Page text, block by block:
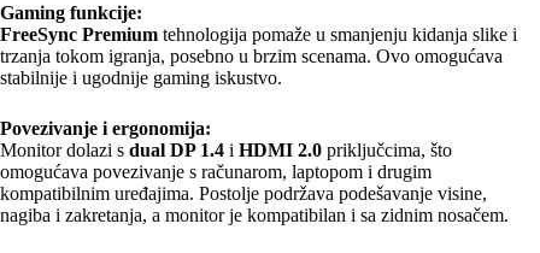
Gaming funkcije:
FreeSync Premium tehnologija pomaže u smanjenju kidanja slike i
trzanja tokom igranja, posebno u brzim scenama. Ovo omogućava
stabilnije i ugodnije gaming iskustvo.
Povezivanje i ergonomija:
Monitor dolazi s dual DP 1.4 i HDMI 2.0 priključcima, što
omogućava povezivanje s računarom, laptopom i drugim
kompatibilnim uređajima. Postolje podržava podešavanje visine,
nagiba i zakretanja, a monitor je kompatibilan i sa zidnim nosačem.